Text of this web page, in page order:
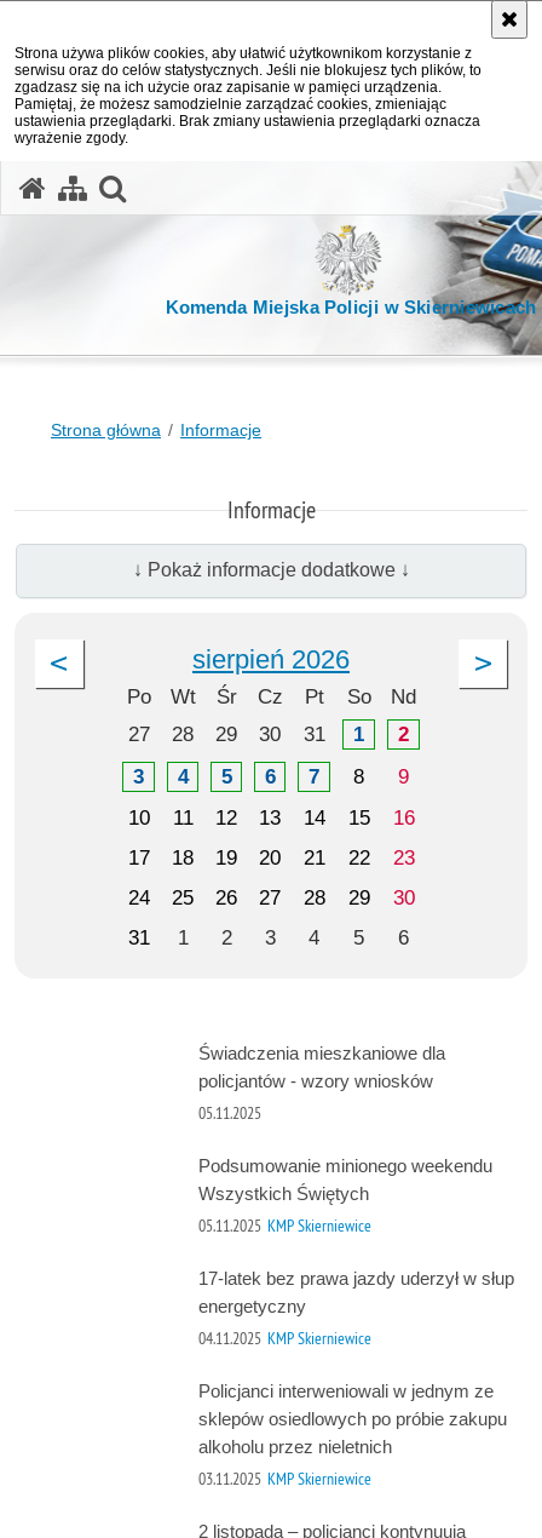
Strona używa plików cookies, aby ułatwić użytkownikom korzystanie z
serwisu oraz do celów statystycznych. Jeśli nie blokujesz tych plików, to
zgadzasz się na ich użycie oraz zapisanie w pamięci urządzenia.
Pamiętaj, że możesz samodzielnie zarządzać cookies, zmieniając
ustawienia przeglądarki. Brak zmiany ustawienia przeglądarki oznacza
wyrażenie zgody.
Komenda Miejska Policji w Skierniewicach
Strona główna Informacje
Informacje
↓ Pokaż informacje dodatkowe ↓
sierpień 2026
Po Wt Śr Cz Pt So
Nd
27
28 29 30 31 1
2
3
4 5 6 7 8
9
10
11 12 13 14 15
16
17
18 19 20 21 22
23
24
25 26 27 28 29
30
31
1 2 3 4 5 6
Świadczenia mieszkaniowe dla
policjantów - wzory wniosków
05.11.2025
Podsumowanie minionego weekendu
Wszystkich Świętych
05.11.2025 KMP Skierniewice
17-latek bez prawa jazdy uderzył w słup
energetyczny
04.11.2025 KMP Skierniewice
Policjanci interweniowali w jednym ze
sklepów osiedlowych po próbie zakupu
alkoholu przez nieletnich
03.11.2025 KMP Skierniewice
2 listopada – policjanci kontynuują